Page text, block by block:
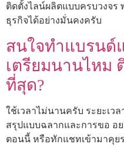
ติดตั้งไลน์ผลิตแบบครบวงจ
ธุรกิจได้อย่างมั่นคงครับ
สนใจทำแบรนด์
เตรียมนานไหม
ที่สุด?
ใช้เวลาไม่นานครับ ระยะเ
สรุปแบบฉลากและการขอ อ
ตอนนี้ หรือทักแชทเข้ามาคุยร